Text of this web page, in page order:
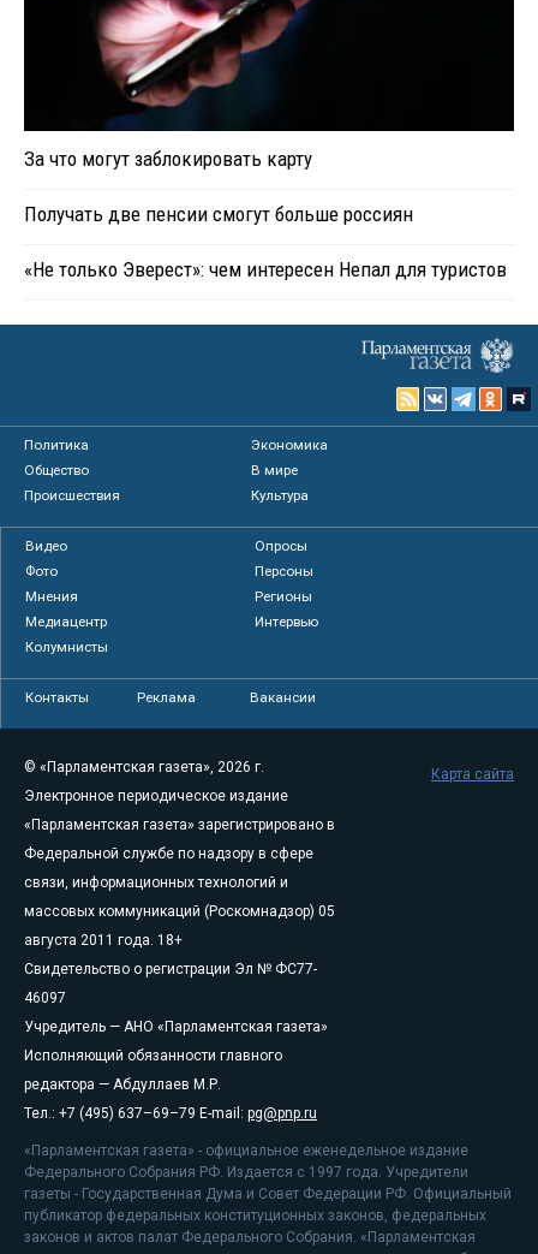
За что могут заблокировать карту
Получать две пенсии смогут больше россиян
«Не только Эверест»: чем интересен Непал для туристов
Политика
Экономика
Общество
В мире
Происшествия
Культура
Видео
Опросы
Фото
Персоны
Мнения
Регионы
Медиацентр
Интервью
Колумнисты
Контакты Реклама Вакансии
© «Парламентская газета», 2026 г.
Электронное периодическое издание
«Парламентская газета» зарегистрировано в
Федеральной службе по надзору в сфере
связи, информационных технологий и
массовых коммуникаций (Роскомнадзор) 05
августа 2011 года. 18+
Свидетельство о регистрации Эл № ФС77-
46097
Учредитель — АНО «Парламентская газета»
Исполняющий обязанности главного
редактора — Абдуллаев М.Р.
Тел.: +7 (495) 637–69–79 E-mail: pg@pnp.ru
«Парламентская газета» - официальное еженедельное издание
Федерального Собрания РФ. Издается с 1997 года. Учредители
газеты - Государственная Дума и Совет Федерации РФ. Официальный
публикатор федеральных конституционных законов, федеральных
законов и актов палат Федерального Собрания. «Парламентская
Карта сайта